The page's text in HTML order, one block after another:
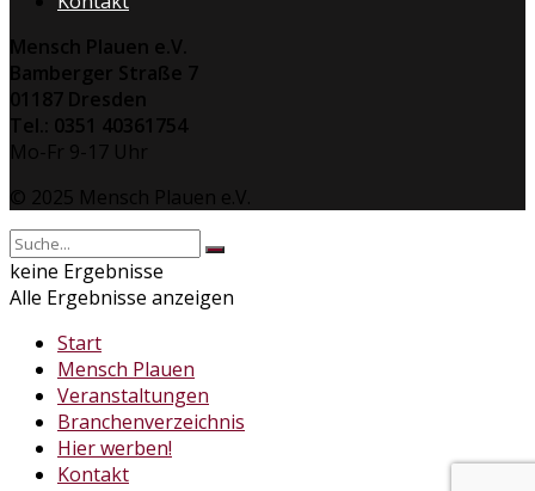
Mensch Plauen e.V.
Bamberger Straße 7
01187 Dresden
Tel.: 0351 40361754
Mo-Fr 9-17 Uhr
© 2025 Mensch Plauen e.V.
keine Ergebnisse
Alle Ergebnisse anzeigen
Start
Mensch Plauen
Veranstaltungen
Branchenverzeichnis
Hier werben!
Kontakt